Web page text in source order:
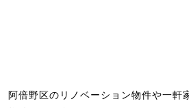
阿倍野区のリノベーション物件や一軒